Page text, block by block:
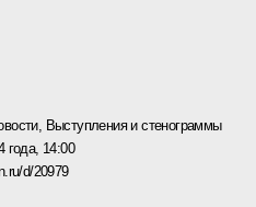
, Выступления и стенограммы
года, 14:00
d/20979